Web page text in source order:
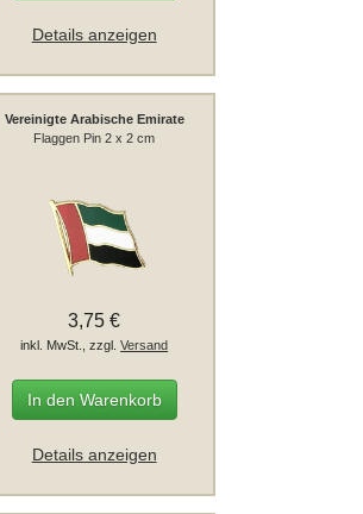
Details anzeigen
Vereinigte Arabische Emirate
Flaggen Pin 2 x 2 cm
3,75 €
inkl. MwSt., zzgl.Versand
In den Warenkorb
Details anzeigen